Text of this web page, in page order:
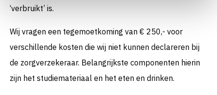
‘verbruikt’ is.
Wij vragen een tegemoetkoming van € 250,- voor
verschillende kosten die wij niet kunnen declareren bij
de zorgverzekeraar. Belangrijkste componenten hierin
zijn het studiemateriaal en het eten en drinken.